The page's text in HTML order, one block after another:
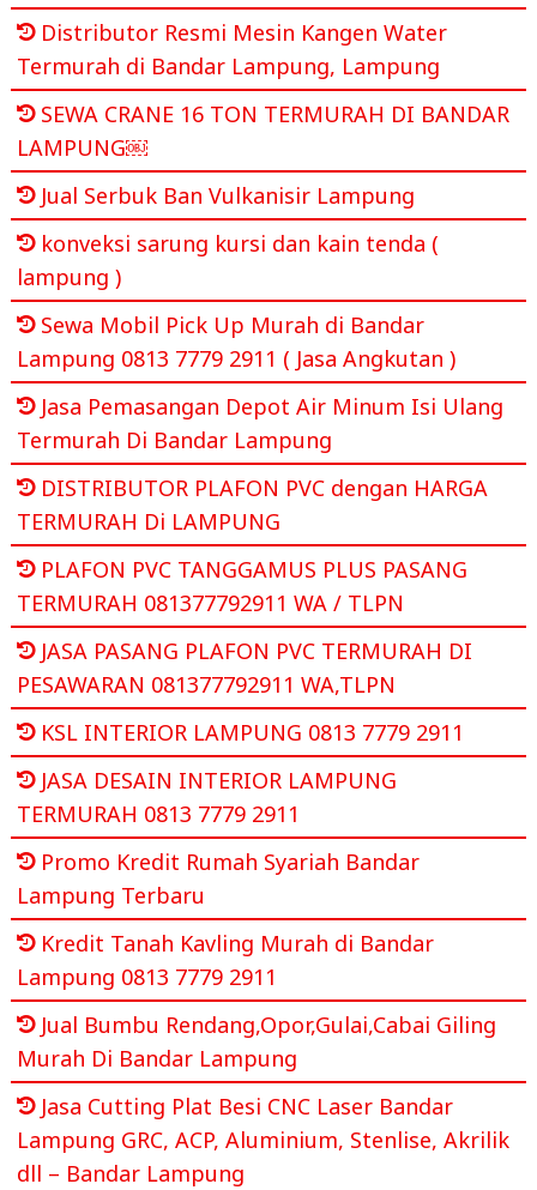
Distributor Resmi Mesin Kangen Water
Termurah di Bandar Lampung, Lampung
SEWA CRANE 16 TON TERMURAH DI BANDAR
LAMPUNG￼
Jual Serbuk Ban Vulkanisir Lampung
konveksi sarung kursi dan kain tenda (
lampung )
Sewa Mobil Pick Up Murah di Bandar
Lampung 0813 7779 2911 ( Jasa Angkutan )
Jasa Pemasangan Depot Air Minum Isi Ulang
Termurah Di Bandar Lampung
DISTRIBUTOR PLAFON PVC dengan HARGA
TERMURAH Di LAMPUNG
PLAFON PVC TANGGAMUS PLUS PASANG
TERMURAH 081377792911 WA / TLPN
JASA PASANG PLAFON PVC TERMURAH DI
PESAWARAN 081377792911 WA,TLPN
KSL INTERIOR LAMPUNG 0813 7779 2911
JASA DESAIN INTERIOR LAMPUNG
TERMURAH 0813 7779 2911
Promo Kredit Rumah Syariah Bandar
Lampung Terbaru
Kredit Tanah Kavling Murah di Bandar
Lampung 0813 7779 2911
Jual Bumbu Rendang,Opor,Gulai,Cabai Giling
Murah Di Bandar Lampung
Jasa Cutting Plat Besi CNC Laser Bandar
Lampung GRC, ACP, Aluminium, Stenlise, Akrilik
dll – Bandar Lampung